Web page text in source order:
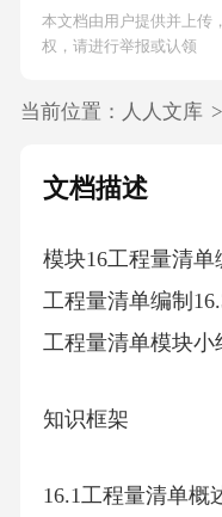
本文档由用户提供并上传
权，请进行举报或认领
当前位置： 人人文库 >
文档描述
模块16工程量清单
工程量清单编制
工程量清单模块小
知识框架
16.1工程量清单概